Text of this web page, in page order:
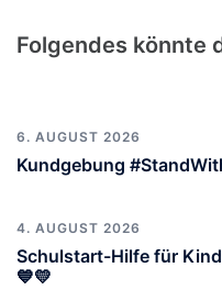
Folgendes könnte
6. AUGUST 2026
Kundgebung
4. AUGUST 2026
Schulstart-Hilfe für
💙💛